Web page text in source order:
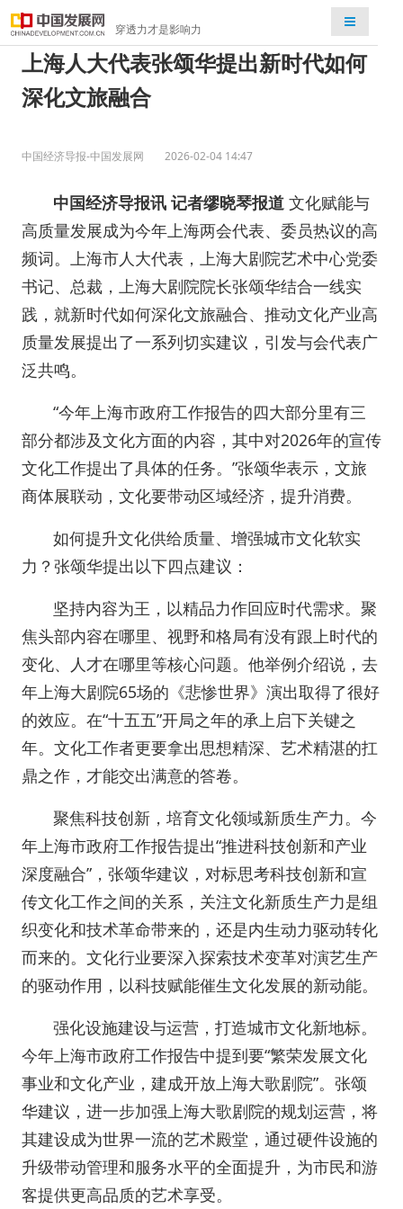
穿透力才是影响力
检索
上海人大代表张颂华提出新时代如何
深化文旅融合
中国经济导报-中国发展网 2026-02-04 14:47
中国经济导报讯 记者缪晓琴报道文化赋能与
高质量发展成为今年上海两会代表、委员热议的高
频词。上海市人大代表，上海大剧院艺术中心党委
书记、总裁，上海大剧院院长张颂华结合一线实
践，就新时代如何深化文旅融合、推动文化产业高
质量发展提出了一系列切实建议，引发与会代表广
泛共鸣。
“今年上海市政府工作报告的四大部分里有三
部分都涉及文化方面的内容，其中对2026年的宣传
文化工作提出了具体的任务。”张颂华表示，文旅
商体展联动，文化要带动区域经济，提升消费。
如何提升文化供给质量、增强城市文化软实
力？张颂华提出以下四点建议：
坚持内容为王，以精品力作回应时代需求。聚
焦头部内容在哪里、视野和格局有没有跟上时代的
变化、人才在哪里等核心问题。他举例介绍说，去
年上海大剧院65场的《悲惨世界》演出取得了很好
的效应。在“十五五”开局之年的承上启下关键之
年。文化工作者更要拿出思想精深、艺术精湛的扛
鼎之作，才能交出满意的答卷。
聚焦科技创新，培育文化领域新质生产力。今
年上海市政府工作报告提出“推进科技创新和产业
深度融合”，张颂华建议，对标思考科技创新和宣
传文化工作之间的关系，关注文化新质生产力是组
织变化和技术革命带来的，还是内生动力驱动转化
而来的。文化行业要深入探索技术变革对演艺生产
的驱动作用，以科技赋能催生文化发展的新动能。
强化设施建设与运营，打造城市文化新地标。
今年上海市政府工作报告中提到要“繁荣发展文化
事业和文化产业，建成开放上海大歌剧院”。张颂
华建议，进一步加强上海大歌剧院的规划运营，将
其建设成为世界一流的艺术殿堂，通过硬件设施的
升级带动管理和服务水平的全面提升，为市民和游
客提供更高品质的艺术享受。